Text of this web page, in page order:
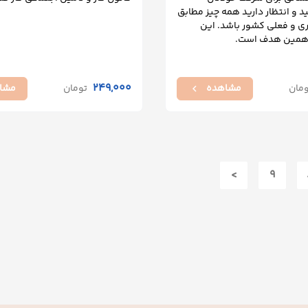
و انتظار دارید همه چیز مطابق
و فعلی کشور باشد. این
همین هدف است.
مشاهده chevron_left
249,000 تومان
9
>